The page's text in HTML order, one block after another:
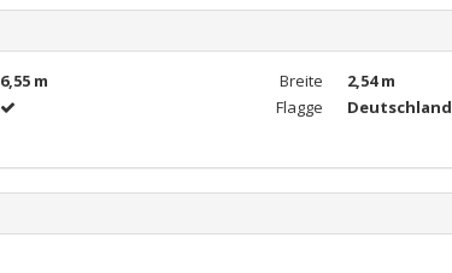
6,55 m Breite
2,54 m
Flagge
Deutschland